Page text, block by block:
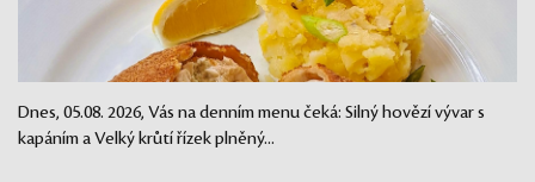
Dnes, 05.08. 2026, Vás na denním menu čeká: Silný hovězí vývar s
kapáním a Velký krůtí řízek plněný...